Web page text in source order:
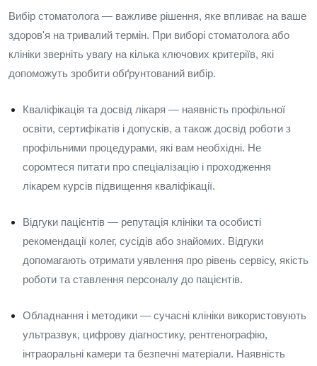
Вибір стоматолога — важливе рішення, яке впливає на ваше
здоров'я на тривалий термін. При виборі стоматолога або
клініки зверніть увагу на кілька ключових критеріїв, які
допоможуть зробити обґрунтований вибір.
Кваліфікація та досвід лікаря — наявність профільної
освіти, сертифікатів і допусків, а також досвід роботи з
профільними процедурами, які вам необхідні. Не
соромтеся питати про спеціалізацію і проходження
лікарем курсів підвищення кваліфікації.
Відгуки пацієнтів — репутація клініки та особисті
рекомендації колег, сусідів або знайомих. Відгуки
допомагають отримати уявлення про рівень сервісу, якість
роботи та ставлення персоналу до пацієнтів.
Обладнання і методики — сучасні клініки використовують
ультразвук, цифрову діагностику, рентгенографію,
інтраоральні камери та безпечні матеріали. Наявність